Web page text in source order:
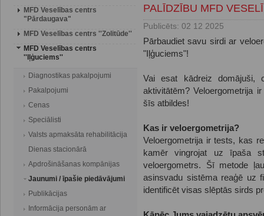
MFD Veselības centrs
"Pārdaugava"
MFD Veselības centrs ''Zolitūde''
MFD Veselības centrs
''Iļģuciems''
Diagnostikas pakalpojumi
Pakalpojumi
Cenas
Speciālisti
Valsts apmaksāta rehabilitācija
Dienas stacionārā
Apdrošināšanas kompānijas
Jaunumi / īpašie piedāvājumi
Publikācijas
Informācija personām ar
PALĪDZĪBU MFD
Publicēts: 02 12 2025
Pārbaudiet savu sirdi ar
"Iļģuciems"!
Vai esat kādreiz
aktivitātēm? Veloergometrija
šīs atbildes!
Kas ir veloergometrija?
Veloergometrija ir tests, kas
kamēr vingrojat uz īpaša
veloergometrs. Šī metode
asinsvadu sistēma reaģē uz
identificēt visas slēptās sirds